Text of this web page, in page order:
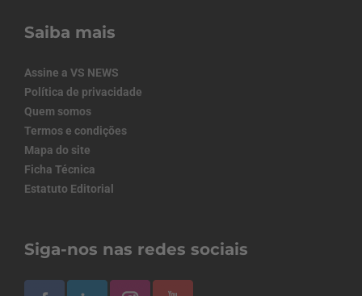
Saiba mais
Assine a VS NEWS
Política de privacidade
Quem somos
Termos e condições
Mapa do site
Ficha Técnica
Estatuto Editorial
Siga-nos nas redes sociais